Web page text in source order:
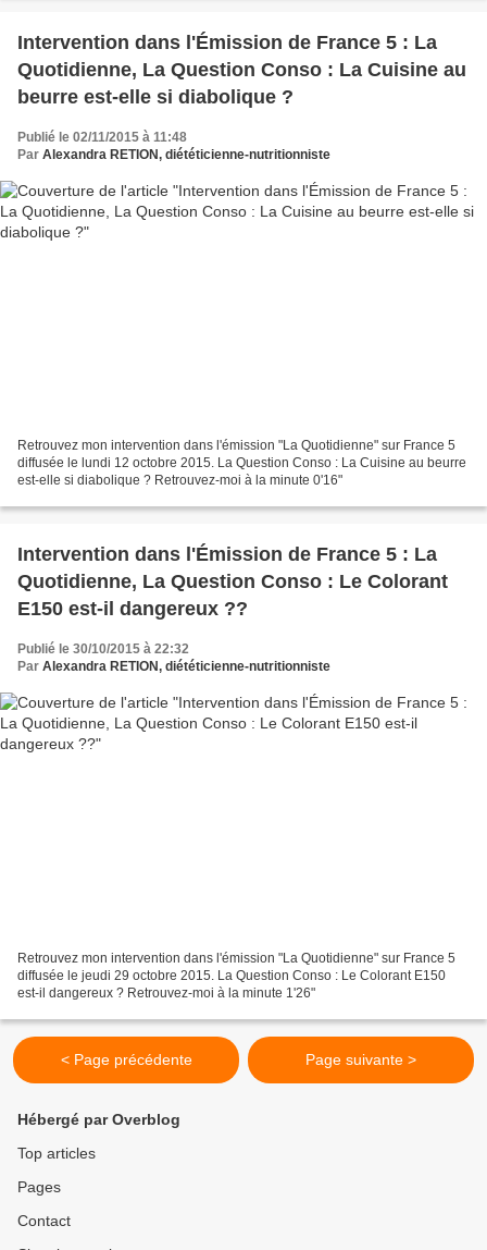
Intervention dans l'Émission de France 5 : La
Quotidienne, La Question Conso : La Cuisine au
beurre est-elle si diabolique ?
Publié le 02/11/2015 à 11:48
Par Alexandra RETION, diététicienne-nutritionniste
Retrouvez mon intervention dans l'émission "La Quotidienne" sur France 5
diffusée le lundi 12 octobre 2015. La Question Conso : La Cuisine au beurre
est-elle si diabolique ? Retrouvez-moi à la minute 0'16"
Intervention dans l'Émission de France 5 : La
Quotidienne, La Question Conso : Le Colorant
E150 est-il dangereux ??
Publié le 30/10/2015 à 22:32
Par Alexandra RETION, diététicienne-nutritionniste
Retrouvez mon intervention dans l'émission "La Quotidienne" sur France 5
diffusée le jeudi 29 octobre 2015. La Question Conso : Le Colorant E150
est-il dangereux ? Retrouvez-moi à la minute 1'26"
< Page précédente Page suivante >
Hébergé par Overblog
Top articles
Pages
Contact